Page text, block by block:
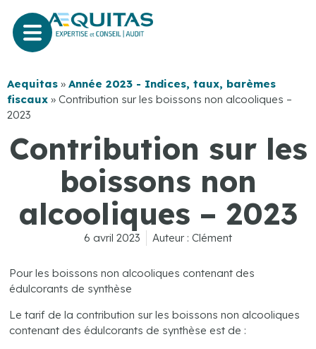
Aequitas » Année 2023 - Indices, taux, barèmes
fiscaux » Contribution sur les boissons non alcooliques –
2023
Contribution sur les
boissons non
alcooliques – 2023
6 avril 2023 Auteur : Clément
Pour les boissons non alcooliques contenant des
édulcorants de synthèse
Le tarif de la contribution sur les boissons non alcooliques
contenant des édulcorants de synthèse est de :